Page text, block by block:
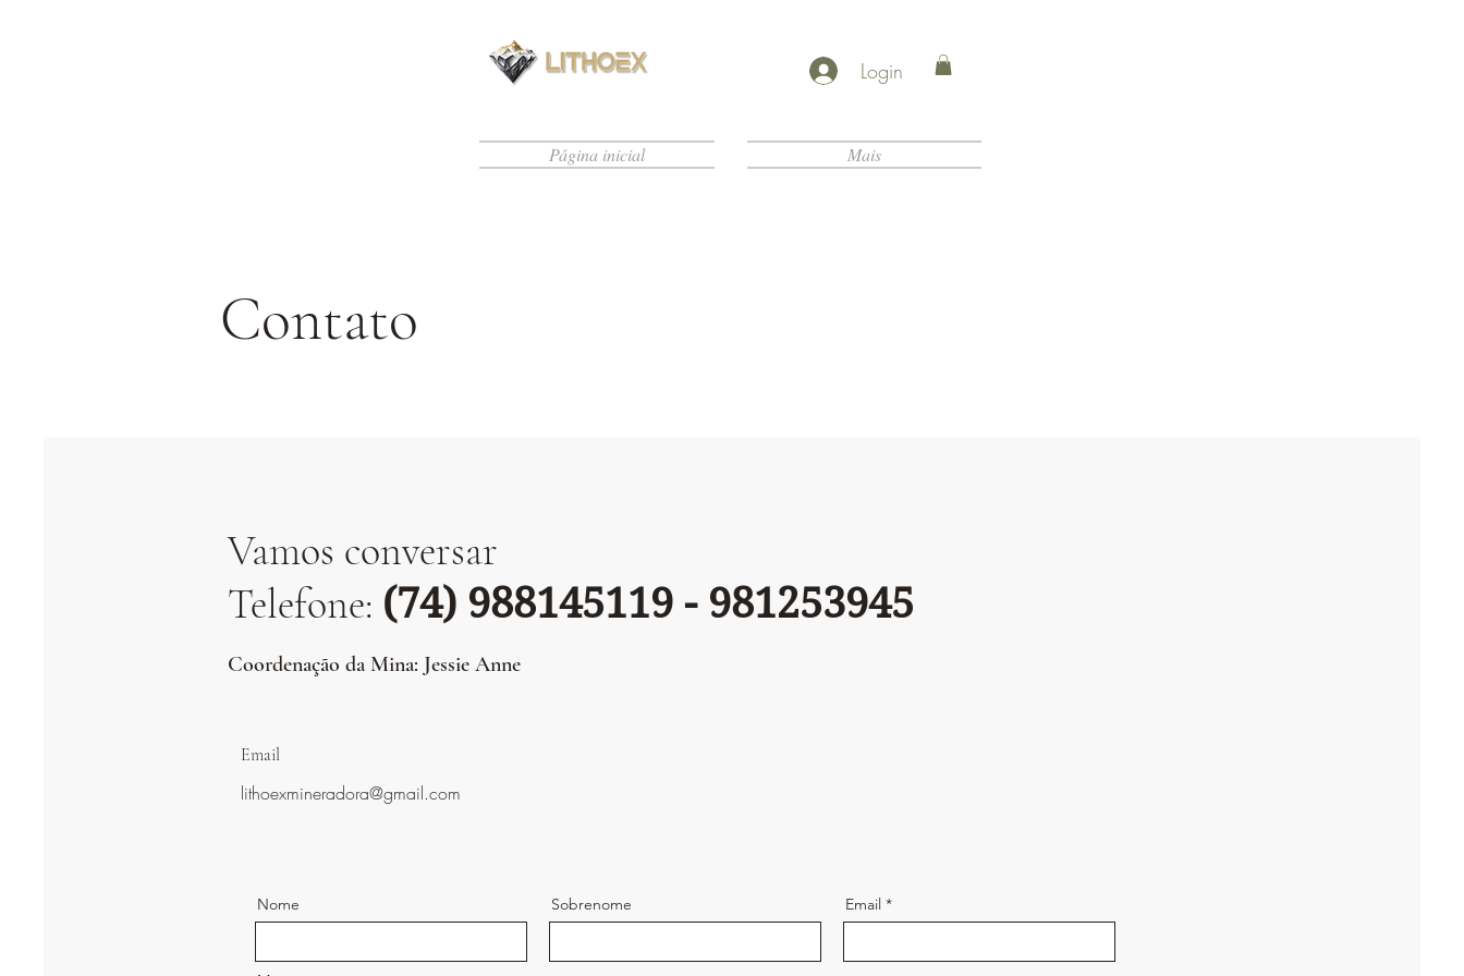
Login
Página inicial Mais
Contato
Vamos conversar
Telefone: (74) 988145119 - 981253945
Coordenação da Mina: Jessie Anne
Email
lithoexmineradora@gmail.com
Nome Sobrenome Email